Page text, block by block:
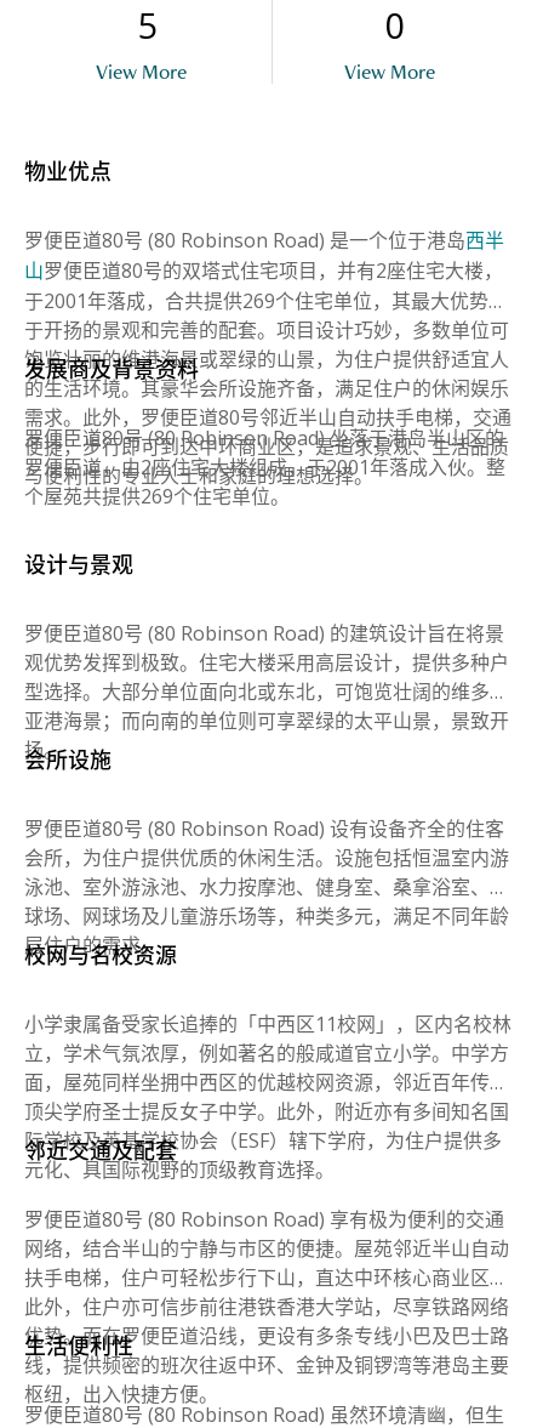
5
View More
0
View More
物业优点
罗便臣道80号 (80 Robinson Road) 是一个位于港岛西半
山罗便臣道80号的双塔式住宅项目，并有2座住宅大楼，
于2001年落成，合共提供269个住宅单位，其最大优势在
于开扬的景观和完善的配套。项目设计巧妙，多数单位可
饱览壮丽的维港海景或翠绿的山景，为住户提供舒适宜人
的生活环境。其豪华会所设施齐备，满足住户的休闲娱乐
需求。此外，罗便臣道80号邻近半山自动扶手电梯，交通
便捷，步行即可到达中环商业区，是追求景观、生活品质
与便利性的专业人士和家庭的理想选择。
发展商及背景资料
罗便臣道80号 (80 Robinson Road) 坐落于港岛半山区的
罗便臣道，由2座住宅大楼组成，于2001年落成入伙。整
个屋苑共提供269个住宅单位。
设计与景观
罗便臣道80号 (80 Robinson Road) 的建筑设计旨在将景
观优势发挥到极致。住宅大楼采用高层设计，提供多种户
型选择。大部分单位面向北或东北，可饱览壮阔的维多利
亚港海景；而向南的单位则可享翠绿的太平山景，景致开
扬。
会所设施
罗便臣道80号 (80 Robinson Road) 设有设备齐全的住客
会所，为住户提供优质的休闲生活。设施包括恒温室内游
泳池、室外游泳池、水力按摩池、健身室、桑拿浴室、壁
球场、网球场及儿童游乐场等，种类多元，满足不同年龄
层住户的需求。
校网与名校资源
小学隶属备受家长追捧的「中西区11校网」，区内名校林
立，学术气氛浓厚，例如著名的般咸道官立小学。中学方
面，屋苑同样坐拥中西区的优越校网资源，邻近百年传统
顶尖学府圣士提反女子中学。此外，附近亦有多间知名国
际学校及英基学校协会（ESF）辖下学府，为住户提供多
元化、具国际视野的顶级教育选择。
邻近交通及配套
罗便臣道80号 (80 Robinson Road) 享有极为便利的交通
网络，结合半山的宁静与市区的便捷。屋苑邻近半山自动
扶手电梯，住户可轻松步行下山，直达中环核心商业区。
此外，住户亦可信步前往港铁香港大学站，尽享铁路网络
优势。而在罗便臣道沿线，更设有多条专线小巴及巴士路
线，提供频密的班次往返中环、金钟及铜锣湾等港岛主要
枢纽，出入快捷方便。
生活便利性
罗便臣道80号 (80 Robinson Road) 虽然环境清幽，但生